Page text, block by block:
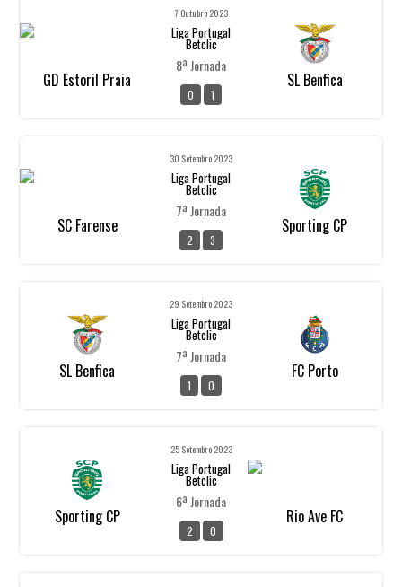
GD Estoril Praia
7 Outubro 2023
Liga Portugal
Betclic
8ª Jornada
0 1
SL Benfica
SC Farense
30 Setembro 2023
Liga Portugal
Betclic
7ª Jornada
2 3
Sporting CP
SL Benfica
29 Setembro 2023
Liga Portugal
Betclic
7ª Jornada
1 0
FC Porto
Sporting CP
25 Setembro 2023
Liga Portugal
Betclic
6ª Jornada
2 0
Rio Ave FC